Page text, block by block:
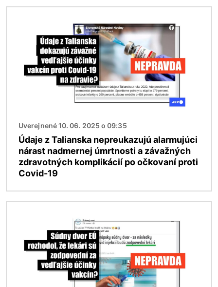
Uverejnené 10. 06. 2025 o 09:35
Údaje z Talianska nepreukazujú alarmujúci
nárast nadmernej úmrtnosti a závažných
zdravotných komplikácií po očkovaní proti
Covid-19